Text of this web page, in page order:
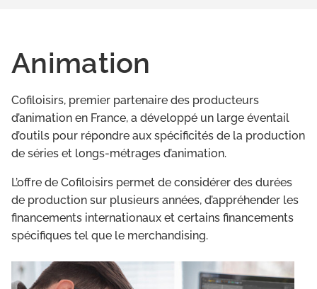
Animation
Cofiloisirs, premier partenaire des producteurs
d’animation en France, a développé un large éventail
d’outils pour répondre aux spécificités de la production
de séries et longs-métrages d’animation.
L’offre de Cofiloisirs permet de considérer des durées
de production sur plusieurs années, d’appréhender les
financements internationaux et certains financements
spécifiques tel que le merchandising.